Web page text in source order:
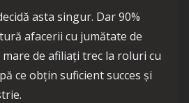
asta singur. Dar 90%
afacerii cu jumătate de
de afiliați trec la roluri cu
ce obțin suficient succes și